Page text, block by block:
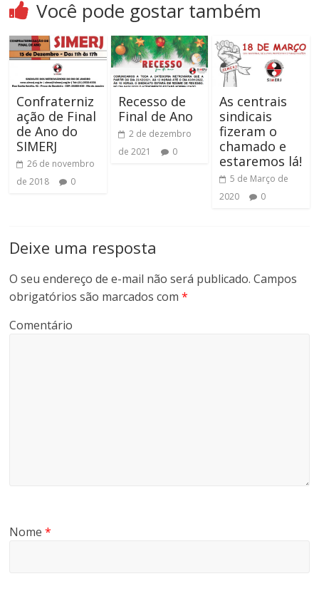
Você pode gostar também
Confraterniz
ação de Final
de Ano do
SIMERJ
26 de novembro
de 2018
0
Recesso de
Final de Ano
2 de dezembro
de 2021
0
As centrais
sindicais
fizeram o
chamado e
estaremos lá!
5 de Março de
2020
0
Deixe uma resposta
O seu endereço de e-mail não será publicado. Campos
obrigatórios são marcados com*
Comentário
Nome*